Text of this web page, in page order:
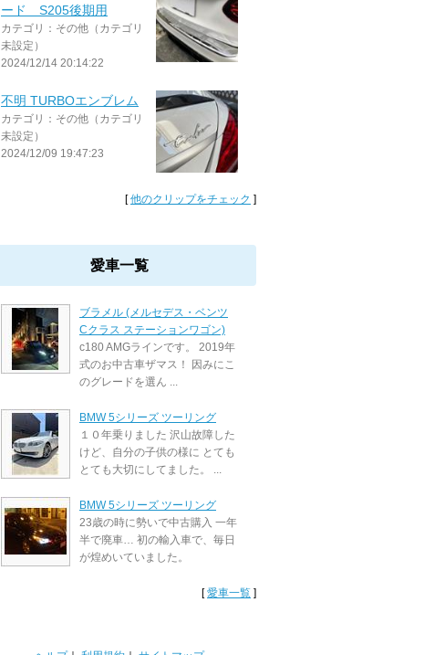
ード S205後期用
カテゴリ：その他（カテゴリ
未設定）
2024/12/14 20:14:22
不明 TURBOエンブレム
カテゴリ：その他（カテゴリ
未設定）
2024/12/09 19:47:23
[他のクリップをチェック ]
愛車一覧
ブラメル (メルセデス・ベンツ
Cクラス ステーションワゴン)
c180 AMGラインです。 2019年
式のお中古車ザマス！ 因みにこ
のグレードを選ん ...
BMW 5シリーズ ツーリング
１０年乗りました 沢山故障した
けど、自分の子供の様に とても
とても大切にしてました。 ...
BMW 5シリーズ ツーリング
23歳の時に勢いで中古購入 一年
半で廃車… 初の輸入車で、毎日
が煌めいていました。
[愛車一覧 ]